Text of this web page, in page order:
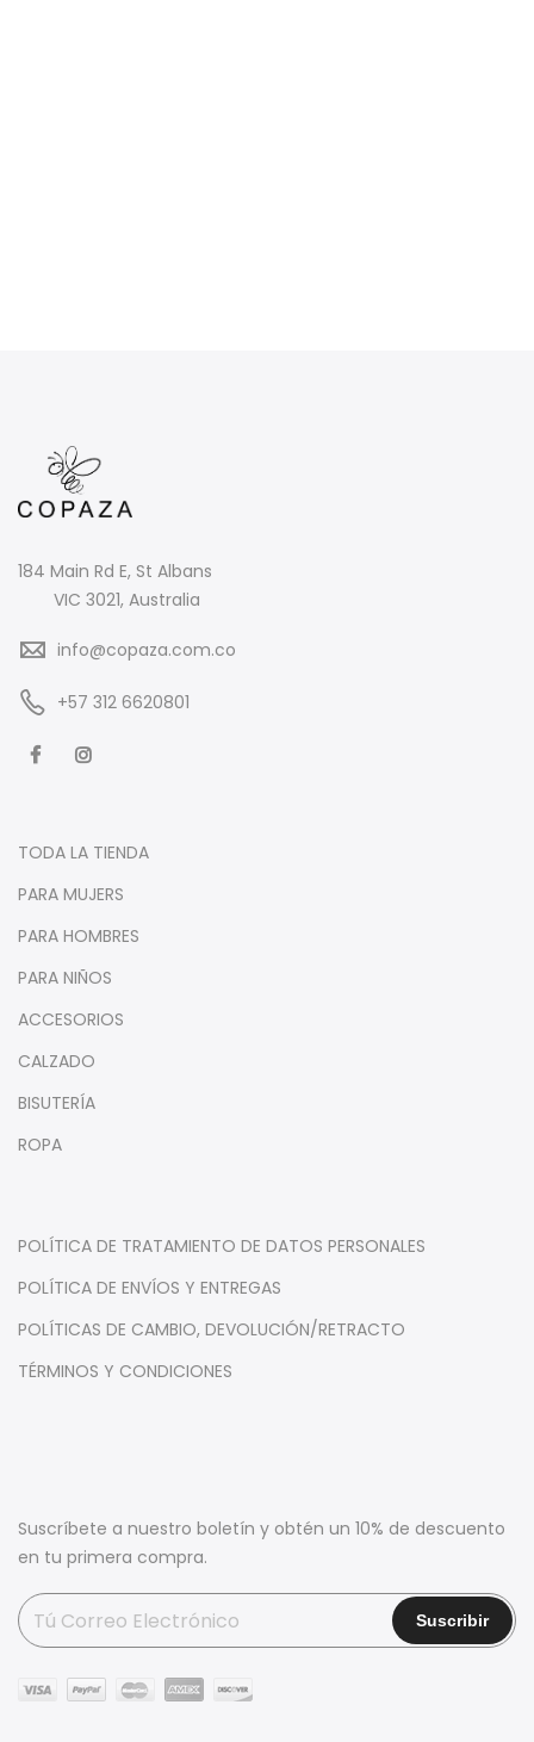
184 Main Rd E, St Albans
VIC 3021, Australia
info@copaza.com.co
‪+57 312 6620801‬
TODA LA TIENDA
PARA MUJERS
PARA HOMBRES
PARA NIÑOS
ACCESORIOS
CALZADO
BISUTERÍA
ROPA
POLÍTICA DE TRATAMIENTO DE DATOS PERSONALES
POLÍTICA DE ENVÍOS Y ENTREGAS
POLÍTICAS DE CAMBIO, DEVOLUCIÓN/RETRACTO
TÉRMINOS Y CONDICIONES
Suscríbete a nuestro boletín y obtén un 10% de descuento
en tu primera compra.